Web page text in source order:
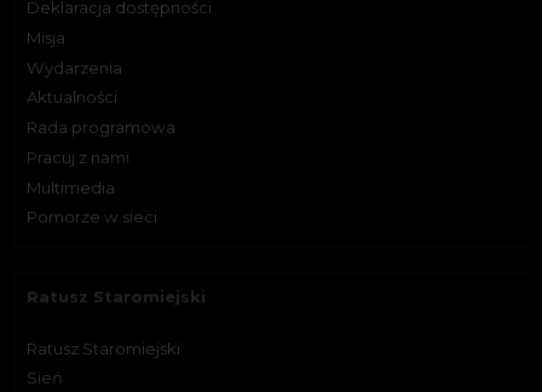
Deklaracja dostępności
Misja
Wydarzenia
Aktualności
Rada programowa
Pracuj z nami
Multimedia
Pomorze w sieci
Ratusz Staromiejski
Ratusz Staromiejski
Sień